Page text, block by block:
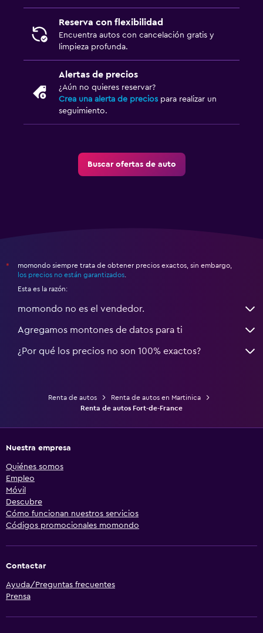
Reserva con flexibilidad
Encuentra autos con cancelación gratis y
limpieza profunda.
Alertas de precios
¿Aún no quieres reservar?
Crea una alerta de precios para realizar un
seguimiento.
Buscar ofertas de auto
*
momondo siempre trata de obtener precios exactos, sin embargo,
los precios no están garantizados.
Esta es la razón:
momondo no es el vendedor.
Agregamos montones de datos para ti
¿Por qué los precios no son 100% exactos?
Renta de autos
Renta de autos en Martinica
Renta de autos Fort-de-France
Nuestra empresa
Quiénes somos
Empleo
Móvil
Descubre
Cómo funcionan nuestros servicios
Códigos promocionales momondo
Contactar
Ayuda/Preguntas frecuentes
Prensa